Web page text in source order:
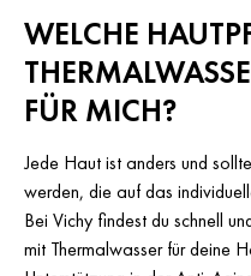
WELCHE
FÜR MICH?
Jede Haut ist anders und
werden, die auf das
Bei Vichy findest du schnell
mit Thermalwasser für deine